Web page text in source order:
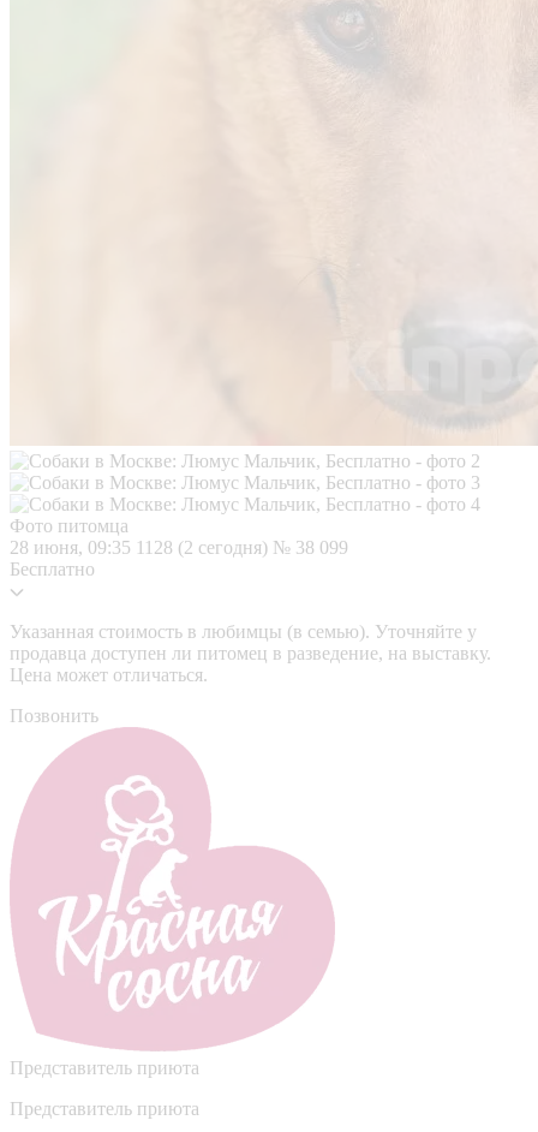
Фото питомца
28 июня, 09:35 1128 (2 сегодня) № 38 099
Бесплатно
Указанная стоимость в любимцы (в семью). Уточняйте у
продавца доступен ли питомец в разведение, на выставку.
Цена может отличаться.
Позвонить
Представитель приюта
Представитель приюта